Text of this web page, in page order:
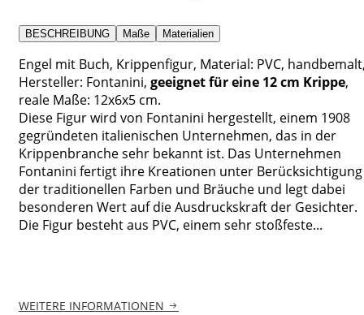
BESCHREIBUNG Maße Materialien
Engel mit Buch, Krippenfigur, Material: PVC,
Hersteller: Fontanini, geeignet für eine 12 cm Krippe,
reale Maße: 12x6x5 cm.
Diese Figur wird von Fontanini hergestellt, einem 1908
gegründeten italienischen Unternehmen, das in der
Krippenbranche sehr bekannt ist. Das Unternehmen
Fontanini fertigt ihre Kreationen unter Berücksichtigung
der traditionellen Farben und Bräuche und legt dabei
besonderen Wert auf die Ausdruckskraft der Gesichter.
Die Figur besteht aus PVC, einem sehr stoßfeste...
WEITERE INFORMATIONEN